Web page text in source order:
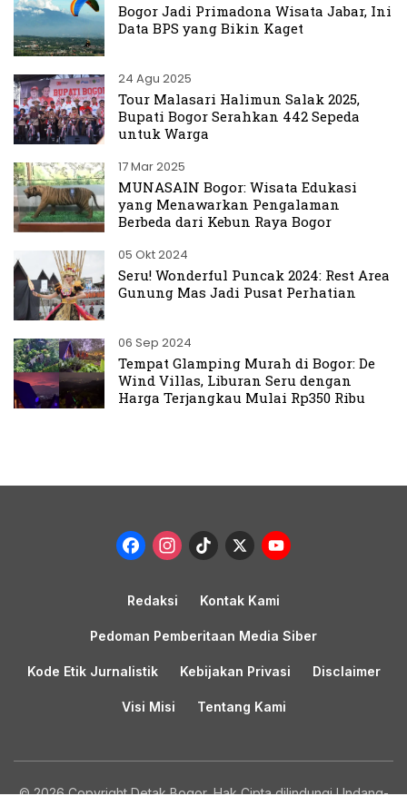
Bogor Jadi Primadona Wisata Jabar, Ini
Data BPS yang Bikin Kaget
24 Agu 2025
Tour Malasari Halimun Salak 2025,
Bupati Bogor Serahkan 442 Sepeda
untuk Warga
17 Mar 2025
MUNASAIN Bogor: Wisata Edukasi
yang Menawarkan Pengalaman
Berbeda dari Kebun Raya Bogor
05 Okt 2024
Seru! Wonderful Puncak 2024: Rest Area
Gunung Mas Jadi Pusat Perhatian
06 Sep 2024
Tempat Glamping Murah di Bogor: De
Wind Villas, Liburan Seru dengan
Harga Terjangkau Mulai Rp350 Ribu
Facebook
Instagram
TikTok
X
Redaksi Kontak Kami
Pedoman Pemberitaan Media Siber
Kode Etik Jurnalistik Kebijakan Privasi Disclaimer
Visi Misi Tentang Kami
© 2026 Copyright Detak Bogor, Hak Cipta dilindungi Undang-